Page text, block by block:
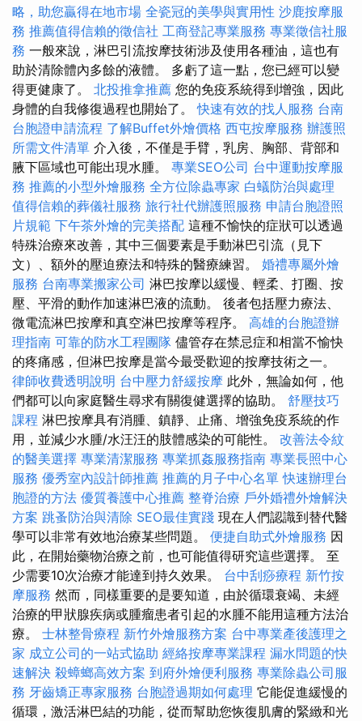
略，助您贏得在地市場 全瓷冠的美學與實用性 沙鹿按摩服
務 推薦值得信賴的徵信社 工商登記專業服務 專業徵信社服
務 一般來說，淋巴引流按摩技術涉及使用各種油，這也有
助於清除體內多餘的液體。 多虧了這一點，您已經可以變
得更健康了。 北投推拿推薦 您的免疫系統得到增強，因此
身體的自我修復過程也開始了。快速有效的找人服務 台南
台胞證申請流程 了解Buffet外燴價格 西屯按摩服務 辦護照
所需文件清單 介入後，不僅是手臂，乳房、胸部、背部和
腋下區域也可能出現水腫。 專業SEO公司 台中運動按摩服
務 推薦的小型外燴服務 全方位除蟲專家 白蟻防治與處理
值得信賴的葬儀社服務 旅行社代辦護照服務 申請台胞證照
片規範 下午茶外燴的完美搭配 這種不愉快的症狀可以透過
特殊治療來改善，其中三個要素是手動淋巴引流（見下
文）、額外的壓迫療法和特殊的醫療練習。 婚禮專屬外燴
服務 台南專業搬家公司 淋巴按摩以緩慢、輕柔、打圈、按
壓、平滑的動作加速淋巴液的流動。 後者包括壓力療法、
微電流淋巴按摩和真空淋巴按摩等程序。 高雄的台胞證辦
理指南 可靠的防水工程團隊 儘管存在禁忌症和相當不愉快
的疼痛感，但淋巴按摩是當今最受歡迎的按摩技術之一。
律師收費透明說明 台中壓力舒緩按摩 此外，無論如何，他
們都可以向家庭醫生尋求有關復健選擇的協助。 舒壓技巧
課程 淋巴按摩具有消腫、鎮靜、止痛、增強免疫系統的作
用，並減少水腫/水汪汪的肢體感染的可能性。 改善法令紋
的醫美選擇 專業清潔服務 專業抓姦服務指南 專業長照中心
服務 優秀室內設計師推薦 推薦的月子中心名單 快速辦理台
胞證的方法 優質養護中心推薦 整脊治療 戶外婚禮外燴解決
方案 跳蚤防治與清除 SEO最佳實踐 現在人們認識到替代醫
學可以非常有效地治療某些問題。 便捷自助式外燴服務 因
此，在開始藥物治療之前，也可能值得研究這些選擇。 至
少需要10次治療才能達到持久效果。 台中刮痧療程 新竹按
摩服務 然而，同樣重要的是要知道，由於循環衰竭、未經
治療的甲狀腺疾病或腫瘤患者引起的水腫不能用這種方法治
療。 士林整骨療程 新竹外燴服務方案 台中專業產後護理之
家 成立公司的一站式協助 經絡按摩專業課程 漏水問題的快
速解決 殺蟑螂高效方案 到府外燴便利服務 專業除蟲公司服
務 牙齒矯正專家服務 台胞證過期如何處理 它能促進緩慢的
循環，激活淋巴結的功能，從而幫助您恢復肌膚的緊緻和光